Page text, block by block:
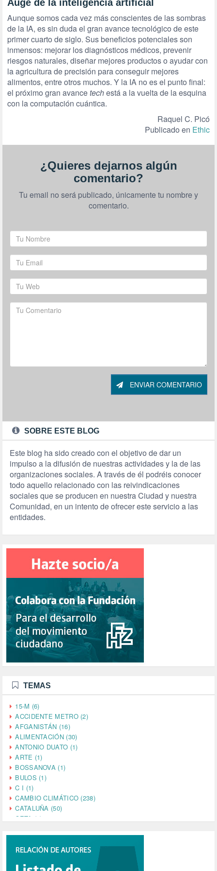
Auge de la inteligencia artificial
Aunque somos cada vez más conscientes de las sombras
de la IA, es sin duda el gran avance tecnológico de este
primer cuarto de siglo. Sus beneficios potenciales son
inmensos: mejorar los diagnósticos médicos, prevenir
riesgos naturales, diseñar mejores productos o ayudar con
la agricultura de precisión para conseguir mejores
alimentos, entre otros muchos. Y la IA no es el punto final:
el próximo gran avancetechestá a la vuelta de la esquina
con la computación cuántica.
Raquel C. Picó
Publicado en Ethic
¿Quieres dejarnos algún
comentario?
Tu email no será publicado, únicamente tu nombre y
comentario.
ENVIAR COMENTARIO
SOBRE ESTE BLOG
Este blog ha sido creado con el objetivo de dar un
impulso a la difusión de nuestras actividades y la de las
organizaciones sociales. A través de él podréis conocer
todo aquello relacionado con las reivindicaciones
sociales que se producen en nuestra Ciudad y nuestra
Comunidad, en un intento de ofrecer este servicio a las
entidades.
TEMAS
15-M (6)
ACCIDENTE METRO (2)
AFGANISTÁN (16)
ALIMENTACIÓN (30)
ANTONIO DUATO (1)
ARTE (1)
BOSSANOVA (1)
BULOS (1)
C I (1)
CAMBIO CLIMÁTICO (238)
CATALUÑA (50)
CETA (2)
CINE (35)